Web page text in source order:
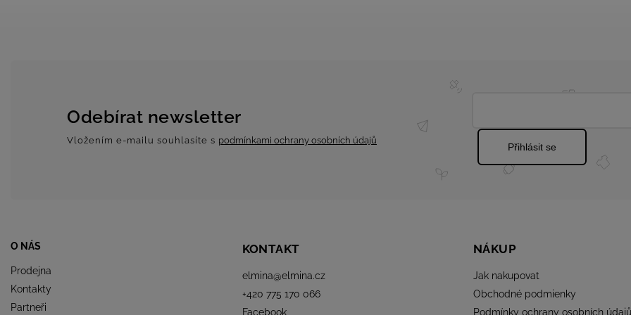
O NÁS
Prodejna
Kontakty
Partneři
KONTAKT
elmina@elmina.cz
+420 775 170 066
Facebook
NÁKUP
Jak nakupovat
Obchodné podmienky
Podmínky ochrany osobních údajů
Odebírat newsletter
Vložením e-mailu souhlasíte s podmínkami ochrany osobních údajů
Přihlásit se